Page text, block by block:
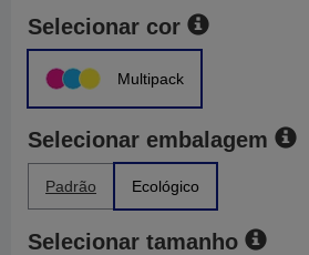
Selecionar cor
Multipack
Selecionar embalagem
Padrão Ecológico
Selecionar tamanho